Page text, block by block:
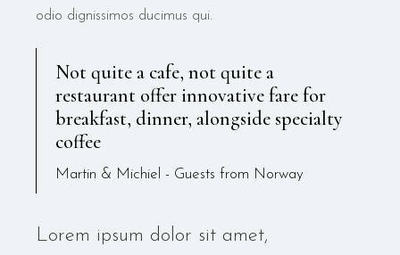
odio dignissimos ducimus qui.
Not quite a cafe, not quite a
restaurant offer innovative fare for
breakfast, dinner, alongside specialty
coffee
Martin & Michiel - Guests from Norway
Lorem ipsum dolor sit amet,